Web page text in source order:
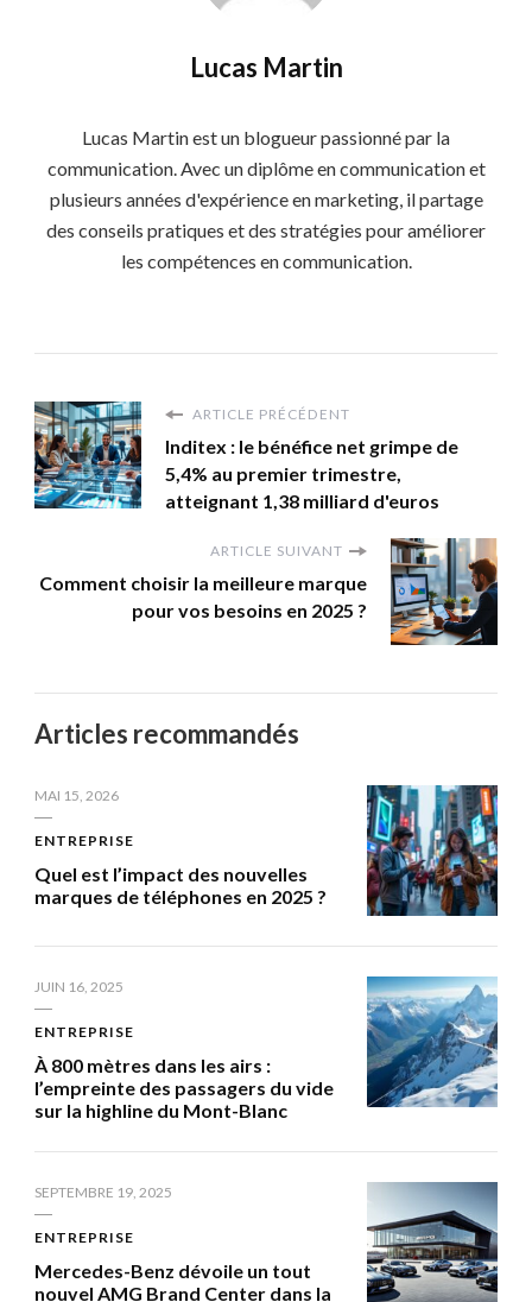
Lucas Martin
Lucas Martin est un blogueur passionné par la
communication. Avec un diplôme en communication et
plusieurs années d'expérience en marketing, il partage
des conseils pratiques et des stratégies pour améliorer
les compétences en communication.
ARTICLE PRÉCÉDENT
Inditex : le bénéfice net grimpe de
5,4% au premier trimestre,
atteignant 1,38 milliard d'euros
ARTICLE SUIVANT
Comment choisir la meilleure marque
pour vos besoins en 2025 ?
Articles recommandés
MAI 15, 2026
ENTREPRISE
Quel est l’impact des nouvelles
marques de téléphones en 2025 ?
JUIN 16, 2025
ENTREPRISE
À 800 mètres dans les airs :
l’empreinte des passagers du vide
sur la highline du Mont-Blanc
SEPTEMBRE 19, 2025
ENTREPRISE
Mercedes-Benz dévoile un tout
nouvel AMG Brand Center dans la